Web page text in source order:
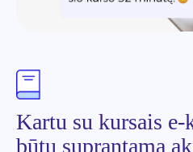
Kartu su kursais
būtų suprantama